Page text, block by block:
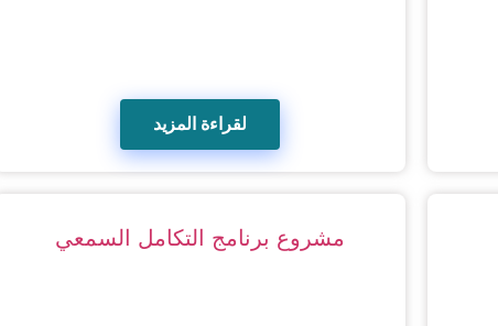
لقراءة المزيد
مشروع برنامج التكامل السمعي